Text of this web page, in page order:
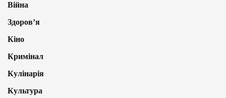
Війна
Здоров’я
Кіно
Кримінал
Кулінарія
Культура